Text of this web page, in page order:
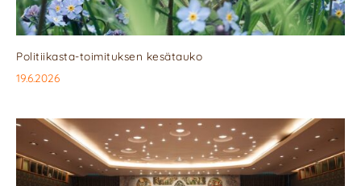
Politiikasta-toimituksen kesätauko
19.6.2026